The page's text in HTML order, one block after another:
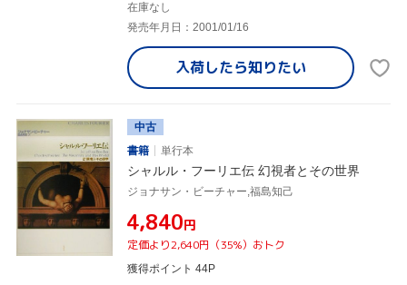
在庫なし
発売年月日：2001/01/16
入荷したら知りたい
中古
書籍
単行本
シャルル・フーリエ伝 幻視者とその世界
ジョナサン・ビーチャー,福島知己
¥4,840円
定価より2,640円（35%）おトク
獲得ポイント 44P